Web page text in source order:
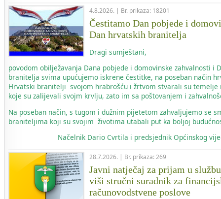
4.8.2026. | Br. prikaza: 18201
Čestitamo Dan pobjede i
Dan hrvatskih branitelja
Dragi sumještani,
povodom obilježavanja Dana pobjede i domovinske zahvalnosti i
branitelja svima upućujemo iskrene čestitke, na poseban način
Hrvatski branitelji svojom hrabrošću i žrtvom stvarali su temelje
koje su zalijevali svojm krvlju, zato im sa poštovanjem i
Na poseban način, s tugom i dužnim pijetetom zahvaljujemo se
braniteljima koji su svojim životima utabali put ka boljoj
Načelnik Dario Cvrtila i predsjednik Općinskog
28.7.2026. | Br. prikaza: 269
Javni natječaj za prijam u
viši stručni suradnik za
računovodstvene poslove